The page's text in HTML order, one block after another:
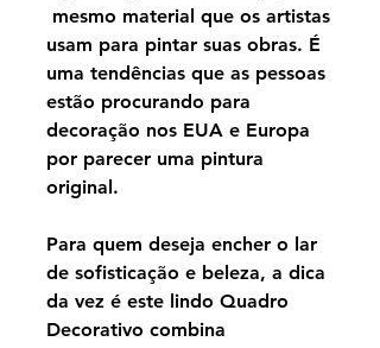
mesmo material que os artistas
usam para pintar suas obras. É
uma tendências que as pessoas
estão procurando para
decoração nos EUA e Europa
por parecer uma pintura
original.
Para quem deseja encher o lar
de sofisticação e beleza, a dica
da vez é este lindo Quadro
Decorativo combina